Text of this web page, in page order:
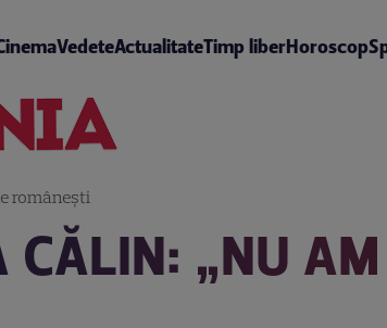
VedeteActualitateTimp liberHoroscop
româneşti
„NU AM